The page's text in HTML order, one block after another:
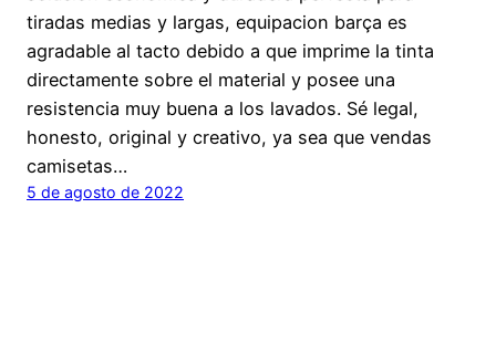
tiradas medias y largas, equipacion barça es
agradable al tacto debido a que imprime la tinta
directamente sobre el material y posee una
resistencia muy buena a los lavados. Sé legal,
honesto, original y creativo, ya sea que vendas
camisetas…
5 de agosto de 2022